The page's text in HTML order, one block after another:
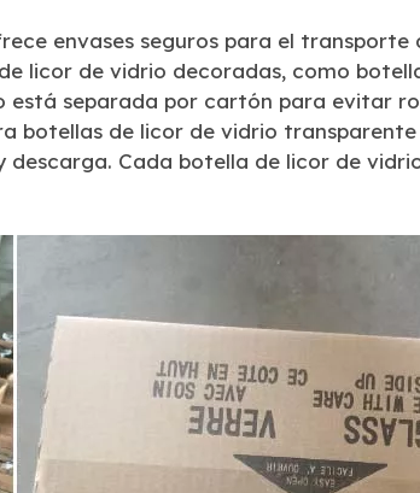
envases seguros para el
licor de vidrio decoradas, como
separada por cartón para evitar
botellas de licor de vidrio
Cada botella de licor de